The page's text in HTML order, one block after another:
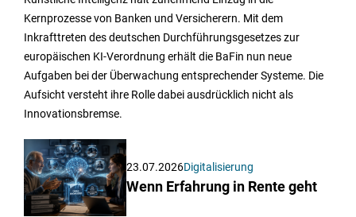
Künstliche Intelligenz hält zunehmend Einzug in die
Kernprozesse von Banken und Versicherern. Mit dem
Inkrafttreten des deutschen Durchführungsgesetzes zur
europäischen KI-Verordnung erhält die BaFin nun neue
Aufgaben bei der Überwachung entsprechender Systeme. Die
Digitalisierung
Wenn Erfahrung in Rente geht